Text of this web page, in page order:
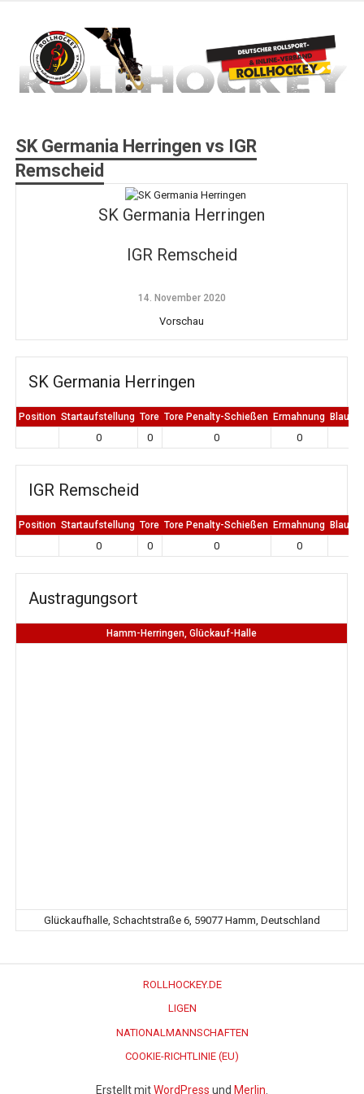
springen
SK Germania Herringen vs IGR
Remscheid
SK Germania Herringen
IGR Remscheid
14. November 2020
Vorschau
SK Germania Herringen
Position Startaufstellung Tore Tore Penalty-Schießen Ermahnung Blaue
0 0 0 0
IGR Remscheid
Position Startaufstellung Tore Tore Penalty-Schießen Ermahnung Blaue
0 0 0 0
Austragungsort
Hamm-Herringen, Glückauf-Halle
Glückaufhalle, Schachtstraße 6, 59077 Hamm, Deutschland
ROLLHOCKEY.DE
LIGEN
NATIONALMANNSCHAFTEN
COOKIE-RICHTLINIE (EU)
Erstellt mitWordPress und Merlin.